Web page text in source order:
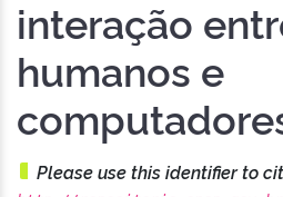
interação
humanos e
Please use this identifier to